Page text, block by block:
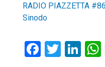
RADIO PIAZZETTA
Sinodo
F T Li